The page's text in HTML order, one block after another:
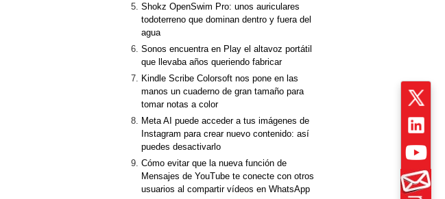
Shokz OpenSwim Pro: unos auriculares
todoterreno que dominan dentro y fuera del
agua
Sonos encuentra en Play el altavoz portátil
que llevaba años queriendo fabricar
Kindle Scribe Colorsoft nos pone en las
manos un cuaderno de gran tamaño para
tomar notas a color
Meta AI puede acceder a tus imágenes de
Instagram para crear nuevo contenido: así
puedes desactivarlo
Cómo evitar que la nueva función de
Mensajes de YouTube te conecte con otros
usuarios al compartir vídeos en WhatsApp